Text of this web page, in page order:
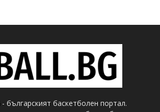
- българският баскетболен портал.